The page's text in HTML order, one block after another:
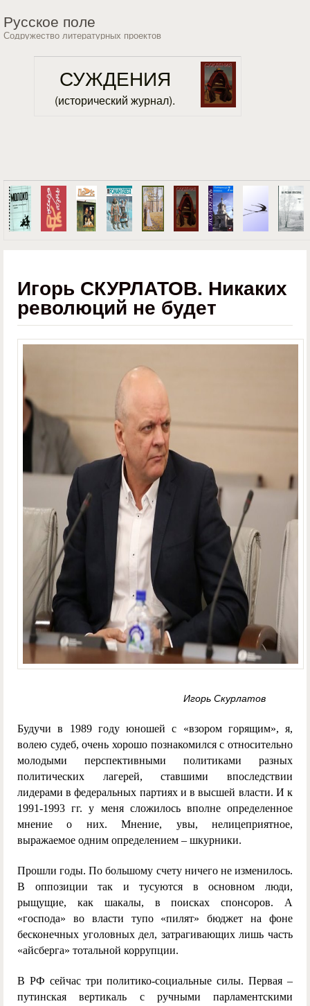
Русское поле
Содружество литературных проектов
СУЖДЕНИЯ
(исторический журнал).
Игорь СКУРЛАТОВ. Никаких
революций не будет
Игорь Скурлатов
Будучи в 1989 году юношей с «взором горящим», я,
волею судеб, очень хорошо познакомился с относительно
молодыми перспективными политиками разных
политических лагерей, ставшими впоследствии
лидерами в федеральных партиях и в высшей власти. И к
1991-1993 гг. у меня сложилось вполне определенное
мнение о них. Мнение, увы, нелицеприятное,
выражаемое одним определением – шкурники.
Прошли годы. По большому счету ничего не изменилось.
В оппозиции так и тусуются в основном люди,
рыщущие, как шакалы, в поисках спонсоров. А
«господа» во власти тупо «пилят» бюджет на фоне
бесконечных уголовных дел, затрагивающих лишь часть
«айсберга» тотальной коррупции.
В РФ сейчас три политико-социальные силы. Первая –
путинская вертикаль с ручными парламентскими